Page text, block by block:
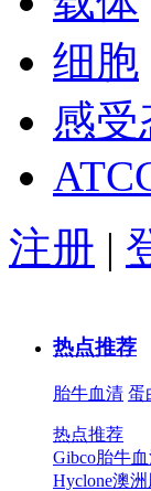
细胞
感受
注册 |
热点推荐
胎牛血清 蛋
热点推荐
Gibco胎牛
Hyclone澳